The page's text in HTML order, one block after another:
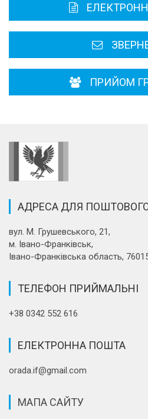
Районні, міські ради
ПРИЙОМ
АДРЕСА ДЛЯ
вул. М. Грушевського, 21,
м. Івано-Франківськ,
Івано-Франківська область,
ТЕЛЕФОН ПРИЙМАЛЬНІ
+38 0342 552 616
ЕЛЕКТРОННА ПОШТА
orada.if@gmail.com
МАПА САЙТУ